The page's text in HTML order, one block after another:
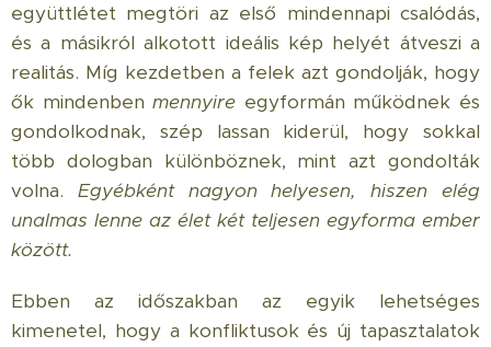
együttlétet megtöri az első mindennapi csalódás,
és a másikról alkotott ideális kép helyét átveszi a
realitás. Míg kezdetben a felek azt gondolják, hogy
ők mindenbenmennyire egyformán működnek és
gondolkodnak, szép lassan kiderül, hogy sokkal
több dologban különböznek, mint azt gondolták
volna. Egyébként nagyon helyesen, hiszen elég
unalmas lenne az élet két teljesen egyforma ember
között.
Ebben az időszakban az egyik lehetséges
kimenetel, hogy a konfliktusok és új tapasztalatok